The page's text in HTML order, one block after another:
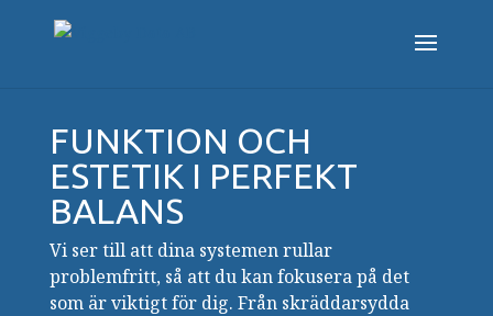
FUNKTION OCH
ESTETIK I PERFEKT
BALANS
Vi ser till att dina systemen rullar
problemfritt, så att du kan fokusera på det
som är viktigt för dig. Från skräddarsydda